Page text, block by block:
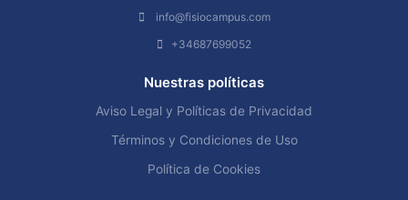
info@fisiocampus.com
+34687699052
Nuestras políticas
Aviso Legal y Políticas de Privacidad
Términos y Condiciones de Uso
Política de Cookies